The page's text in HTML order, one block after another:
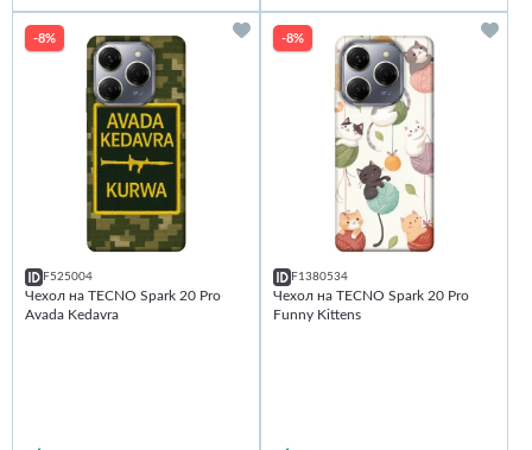
-8%
F525004
Чехол на TECNO Spark 20 Pro
Avada Kedavra
-8%
F1380534
Чехол на TECNO Spark 20 Pro
Funny Kittens